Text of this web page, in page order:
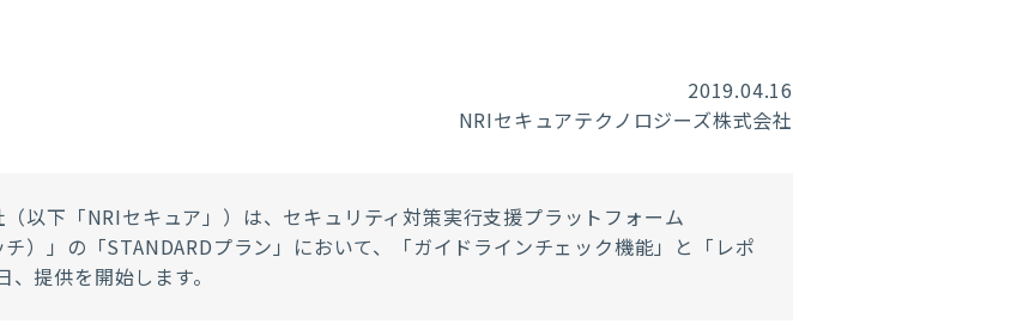
2019.04.16
NRIセキュアテクノロジーズ株式会社
以下「NRIセキュア」）は、セキュリティ対策実行支援プラットフォーム
）」の「STANDARDプラン」において、「ガイドラインチェック機能」と「レポ
提供を開始します。